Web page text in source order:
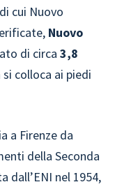
cui Nuovo
Nuovo
di circa 3,8
si colloca ai piedi
a Firenze da
della Seconda
dall’ENI nel 1954,